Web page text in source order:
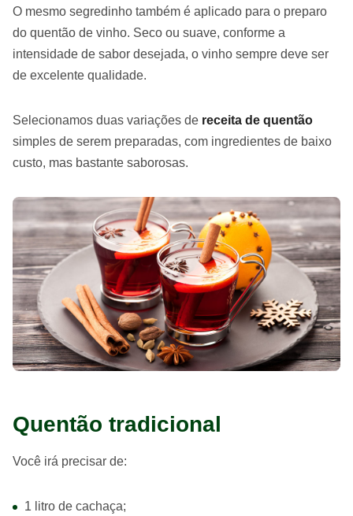
O mesmo segredinho também é aplicado para o preparo
do quentão de vinho. Seco ou suave, conforme a
intensidade de sabor desejada, o vinho sempre deve ser
de excelente qualidade.
Selecionamos duas variações de receita de quentão
simples de serem preparadas, com ingredientes de baixo
custo, mas bastante saborosas.
Quentão tradicional
Você irá precisar de:
1 litro de cachaça;